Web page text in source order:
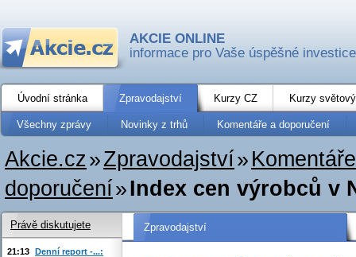
AKCIE ONLINE
informace pro Vaše úspěšné investice
Úvodní stránka Zpravodajství Kurzy CZ Kurzy
Všechny zprávy Novinky z trhů Komentáře a doporučení
Akcie.cz»Zpravodajství»
doporučení»Index cen výrobců v
Zpravodajství
Právě diskutujete
21:13 Denní report -...: